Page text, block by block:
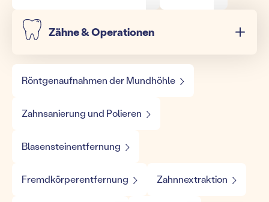
Zähne & Operationen
Röntgenaufnahmen der Mundhöhle
Zahnsanierung und Polieren
Blasensteinentfernung
Fremdkörperentfernung Zahnnextraktion